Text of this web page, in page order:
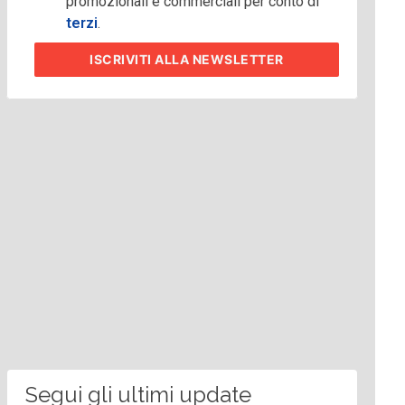
terzi.
ISCRIVITIALLA NEWSLETTER
Segui gli ultimi update